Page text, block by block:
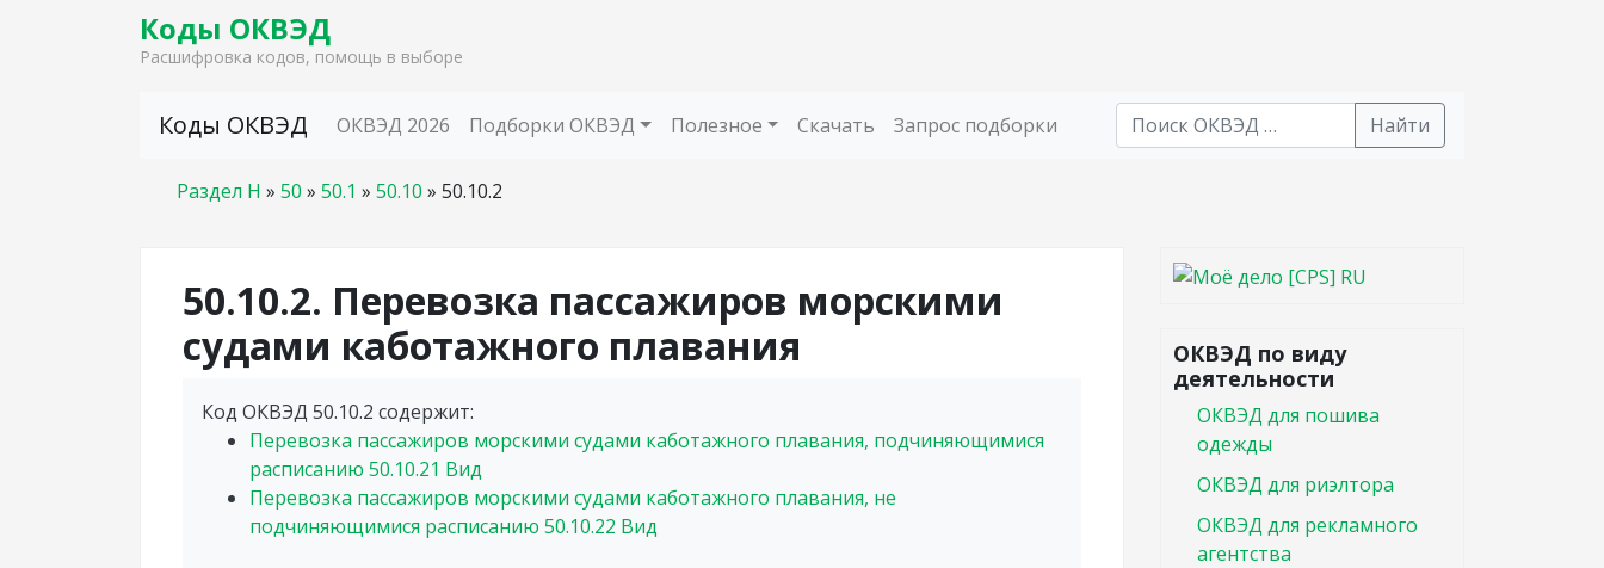
Коды ОКВЭД
Расшифровка кодов, помощь в выборе
Коды ОКВЭД ОКВЭД 2026 Подборки ОКВЭД Полезное Скачать Запрос подборки
Найти
Раздел H » 50 » 50.1 » 50.10 » 50.10.2
50.10.2. Перевозка пассажиров морскими
судами каботажного плавания
Код ОКВЭД 50.10.2 содержит:
Перевозка пассажиров морскими судами каботажного плавания, подчиняющимися
расписанию 50.10.21 Вид
Перевозка пассажиров морскими судами каботажного плавания, не
подчиняющимися расписанию 50.10.22 Вид
ОКВЭД по виду
деятельности
ОКВЭД для пошива
одежды
ОКВЭД для риэлтора
ОКВЭД для рекламного
агентства